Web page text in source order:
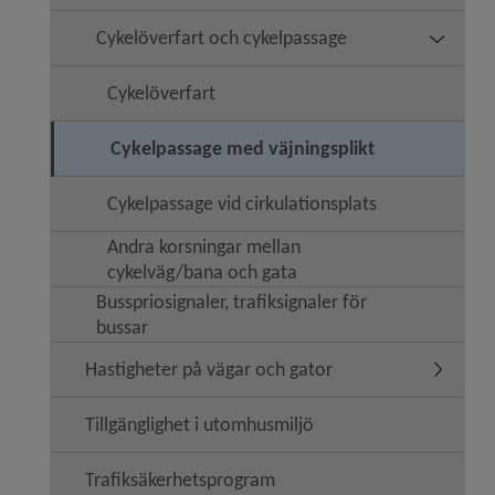
Cykelöverfart och cykelpassage
Cykelöverfart
Cykelpassage med väjningsplikt
Cykelpassage vid cirkulationsplats
Andra korsningar mellan
cykelväg/bana och gata
Busspriosignaler, trafiksignaler för
bussar
Hastigheter på vägar och gator
Tillgänglighet i utomhusmiljö
Trafiksäkerhetsprogram